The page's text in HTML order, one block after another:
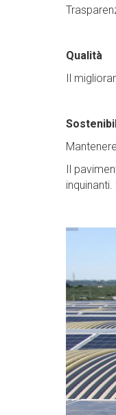
Qualità
Il
Il